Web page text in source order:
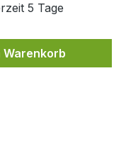
5 Tage
Warenkorb